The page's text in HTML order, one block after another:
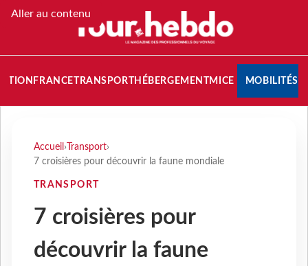
Aller au contenu
FRANCETRANSPORT HÉBERGEMENTMICE MOBILITÉS
Accueil › Transport›
7 croisières pour découvrir la faune mondiale
TRANSPORT
7 croisières pour
découvrir la faune